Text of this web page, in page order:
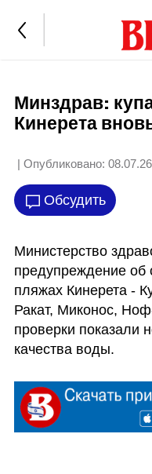
Минздрав:
Кинерета
| Опубликовано:
Обсудить
Министерство
предупреждение об
пляжах Кинерета -
Ракат, Миконос,
проверки показали
качества воды.